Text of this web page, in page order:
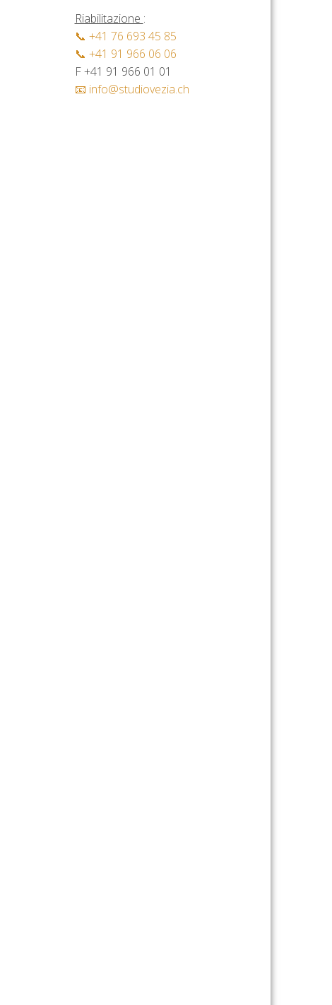
Riabilitazione :
📞 +41 76 693 45 85
📞 +41 91 966 06 06
F +41 91 966 01 01
📧 info@studiovezia.ch